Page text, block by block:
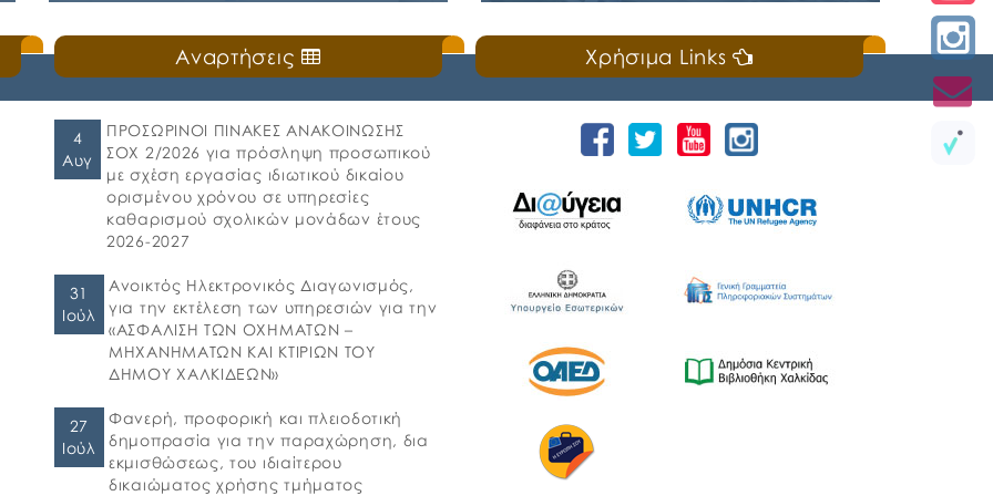
🛎️Ο Δήμος Χαλκιδέων ενημερώνει τους γονείς
και τους κηδεμόνες ότι, ξεκίνησε η
ηλεκτρονική υποβολή αιτήσεων για τη
συμμετοχή στο πρόγραμμα «Προώθηση και
υποστήριξη παιδιών για την ένταξή τους
στην προσχολική εκπαίδευση καθώς και για
τη πρόσβαση παιδιών σχολικής ηλικίας,
εφήβων και ατόμων με αναπηρία, σε
υπηρεσίες δημιουργικής απασχόλησης» για
📣Για 3η συνεχή χρονιά «άνοιξε πανιά» η
Ναυτική Εβδομάδα Χαλκίδας χθες, Σάββατο
18 Ιουλίου 2026, που διοργανώνουν ο Δήμος
Χαλκιδέων και η Ιερά Μητρόπολη Χαλκίδος,
Ιστιαίας και Βορείων Σποράδων, με την
Ελλάδας και του Ο.Π.Α.ΣΤ.Ε, του Οργανισμού
Λιμένων Ν. Εύβοιας και του Επιμελητηρίου
Εύβοιας. ⚓️Η επίσημη έναρξη
Αναρτήσεις
4
Αυγ
ΠΡΟΣΩΡΙΝΟΙ ΠΙΝΑΚΕΣ ΑΝΑΚΟΙΝΩΣΗΣ
ΣΟΧ 2/2026 για πρόσληψη προσωπικού
με σχέση εργασίας ιδιωτικού δικαίου
ορισμένου χρόνου σε υπηρεσίες
καθαρισμού σχολικών μονάδων έτους
2026-2027
31
Ιούλ
Ανοικτός Ηλεκτρονικός Διαγωνισμός,
για την εκτέλεση των υπηρεσιών για την
«ΑΣΦΑΛΙΣΗ ΤΩΝ ΟΧΗΜΑΤΩΝ –
ΜΗΧΑΝΗΜΑΤΩΝ ΚΑΙ ΚΤΙΡΙΩΝ ΤΟΥ
ΔΗΜΟΥ ΧΑΛΚΙΔΕΩΝ»
27
Ιούλ
Φανερή, προφορική και πλειοδοτική
δημοπρασία για την παραχώρηση, δια
εκμισθώσεως, του ιδιαίτερου
δικαιώματος χρήσης τμήματος
Χρήσιμα Links